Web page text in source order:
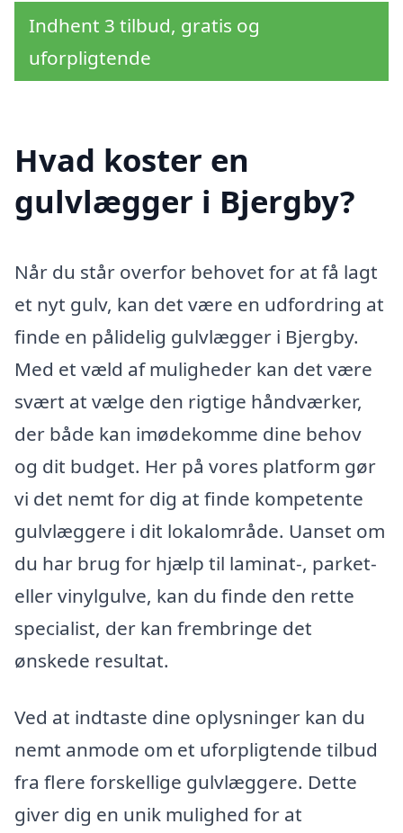
Indhent 3 tilbud, gratis og
uforpligtende
Hvad koster en
gulvlægger i Bjergby?
Når du står overfor behovet for at få lagt
et nyt gulv, kan det være en udfordring at
finde en pålidelig gulvlægger i Bjergby.
Med et væld af muligheder kan det være
svært at vælge den rigtige håndværker,
der både kan imødekomme dine behov
og dit budget. Her på vores platform gør
vi det nemt for dig at finde kompetente
gulvlæggere i dit lokalområde. Uanset om
du har brug for hjælp til laminat-, parket-
eller vinylgulve, kan du finde den rette
specialist, der kan frembringe det
ønskede resultat.
Ved at indtaste dine oplysninger kan du
nemt anmode om et uforpligtende tilbud
fra flere forskellige gulvlæggere. Dette
giver dig en unik mulighed for at